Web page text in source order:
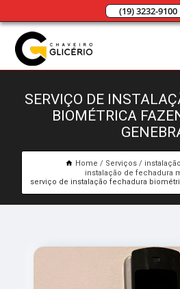
(19) 3232-9100
SERVIÇO DE
BIOMÉTRICA
Home Serviços
instalação de fechadura
serviço de instalação fechadura